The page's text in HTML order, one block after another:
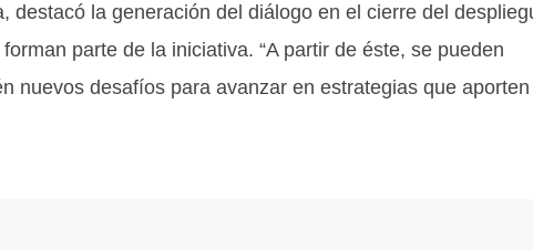
destacó la generación del diálogo en el cierre del
parte de la iniciativa. “A partir de éste, se pueden
nuevos desafíos para avanzar en estrategias que